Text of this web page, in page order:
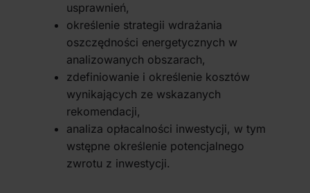
usprawnień,
określenie strategii wdrażania
oszczędności energetycznych w
analizowanych obszarach,
zdefiniowanie i określenie kosztów
wynikających ze wskazanych
rekomendacji,
analiza opłacalności inwestycji, w tym
wstępne określenie potencjalnego
zwrotu z inwestycji.